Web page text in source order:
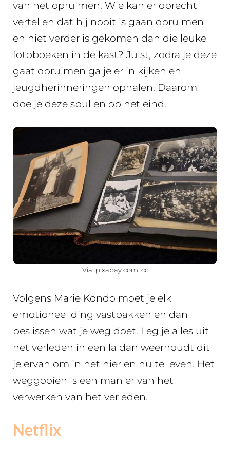
van het opruimen. Wie kan er oprecht
vertellen dat hij nooit is gaan opruimen
en niet verder is gekomen dan die leuke
fotoboeken in de kast? Juist, zodra je deze
gaat opruimen ga je er in kijken en
jeugdherinneringen ophalen. Daarom
doe je deze spullen op het eind.
Via: pixabay.com, cc
Volgens Marie Kondo moet je elk
emotioneel ding vastpakken en dan
beslissen wat je weg doet. Leg je alles uit
het verleden in een la dan weerhoudt dit
je ervan om in het hier en nu te leven. Het
weggooien is een manier van het
verwerken van het verleden.
Netflix